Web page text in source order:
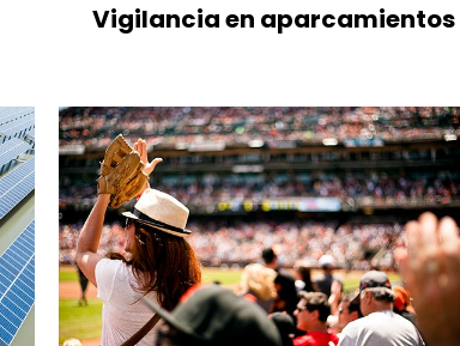
Vigilancia en aparcamientos